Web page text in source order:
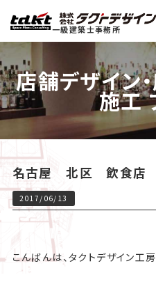
一級建築士事務所
店舗デザイン
施工
名古屋 北区 飲食店
2017/06/13
こんばんは、タクトデザイン工房